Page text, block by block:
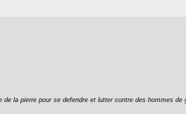
la pierre pour se defendre et lutter contre des hommes de